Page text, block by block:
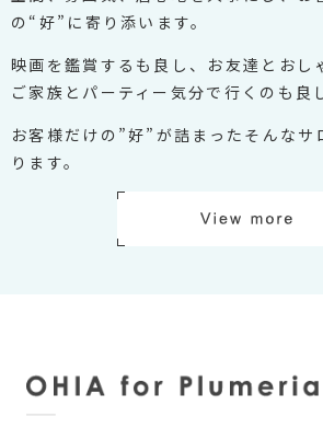
の“好”に寄り添います。
映画を鑑賞するも良し、お友達とおし
ご家族とパーティー気分で行くのも良
お客様だけの”好”が詰まったそんなサ
ります。